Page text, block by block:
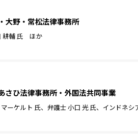
大野・常松法律事務所
耕輔 氏 ほか
さひ法律事務所・外国法共同事業
ーケルト 氏、弁護士 小口 光 氏、インドネシ